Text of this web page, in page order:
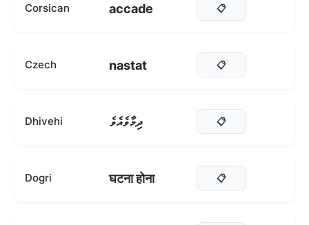
Corsican accade 📋
Czech nastat 📋
Dhivehi ދިމާވެއެވެ 📋
Dogri घटना होना 📋